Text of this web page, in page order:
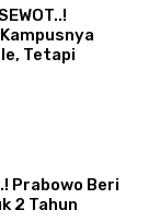
Tetapi
Prabowo Beri
2 Tahun